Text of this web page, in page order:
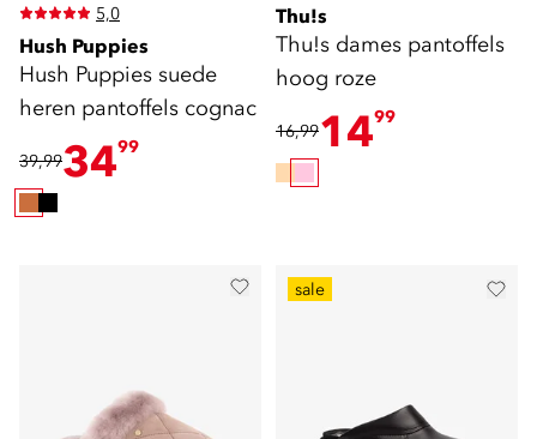
5,0
Hush Puppies
Hush Puppies suede
heren pantoffels cognac
39,993499
Thu!s
Thu!s dames pantoffels
hoog roze
16,991499
sale